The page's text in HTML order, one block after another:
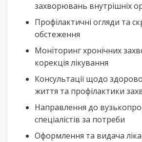
захворювань внутрішніх
Профілактичні огляди та
обстеження
Моніторинг хронічних
корекція лікування
Консультації щодо
життя та профілактики
Направлення до
спеціалістів за потреби
Оформлення та видача